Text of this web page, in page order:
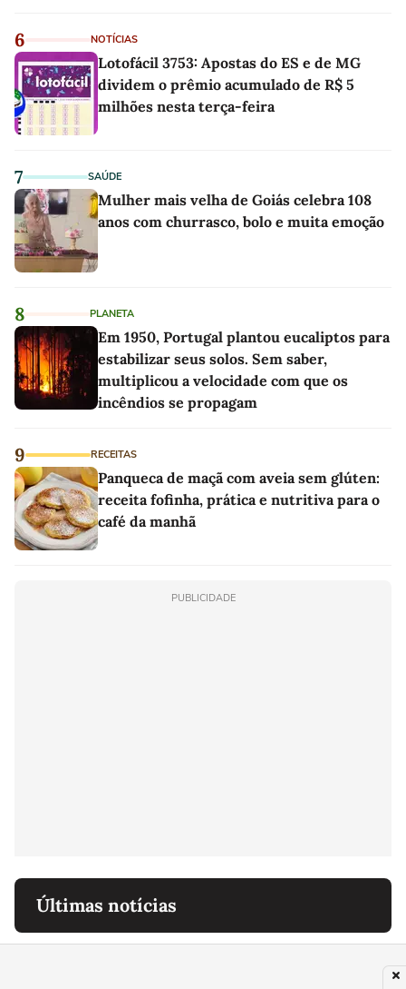
6 NOTÍCIAS
Lotofácil 3753: Apostas do ES e de MG
dividem o prêmio acumulado de R$ 5
milhões nesta terça-feira
7 SAÚDE
Mulher mais velha de Goiás celebra 108
anos com churrasco, bolo e muita emoção
8 PLANETA
Em 1950, Portugal plantou eucaliptos para
estabilizar seus solos. Sem saber,
multiplicou a velocidade com que os
incêndios se propagam
9 RECEITAS
Panqueca de maçã com aveia sem glúten:
receita fofinha, prática e nutritiva para o
café da manhã
PUBLICIDADE
Últimas notícias